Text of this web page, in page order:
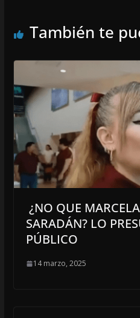
También te
¿NO QUE
SARADÁN? LO
PÚBLICO
14 marzo, 2025